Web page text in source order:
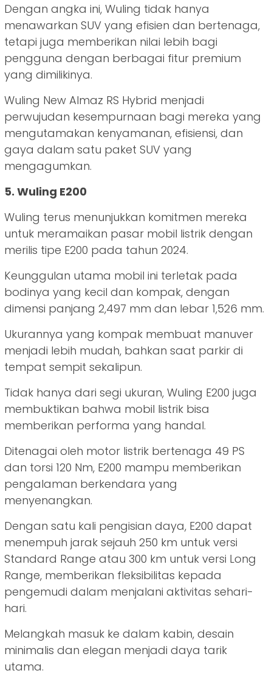
Dengan angka ini, Wuling tidak hanya
menawarkan SUV yang efisien dan bertenaga,
tetapi juga memberikan nilai lebih bagi
pengguna dengan berbagai fitur premium
yang dimilikinya.
Wuling New Almaz RS Hybrid menjadi
perwujudan kesempurnaan bagi mereka yang
mengutamakan kenyamanan, efisiensi, dan
gaya dalam satu paket SUV yang
mengagumkan.
5. Wuling E200
Wuling terus menunjukkan komitmen mereka
untuk meramaikan pasar mobil listrik dengan
merilis tipe E200 pada tahun 2024.
Keunggulan utama mobil ini terletak pada
bodinya yang kecil dan kompak, dengan
dimensi panjang 2,497 mm dan lebar 1,526 mm.
Ukurannya yang kompak membuat manuver
menjadi lebih mudah, bahkan saat parkir di
tempat sempit sekalipun.
Tidak hanya dari segi ukuran, Wuling E200 juga
membuktikan bahwa mobil listrik bisa
memberikan performa yang handal.
Ditenagai oleh motor listrik bertenaga 49 PS
dan torsi 120 Nm, E200 mampu memberikan
pengalaman berkendara yang
menyenangkan.
Dengan satu kali pengisian daya, E200 dapat
menempuh jarak sejauh 250 km untuk versi
Standard Range atau 300 km untuk versi Long
Range, memberikan fleksibilitas kepada
pengemudi dalam menjalani aktivitas sehari-
hari.
Melangkah masuk ke dalam kabin, desain
minimalis dan elegan menjadi daya tarik
utama.